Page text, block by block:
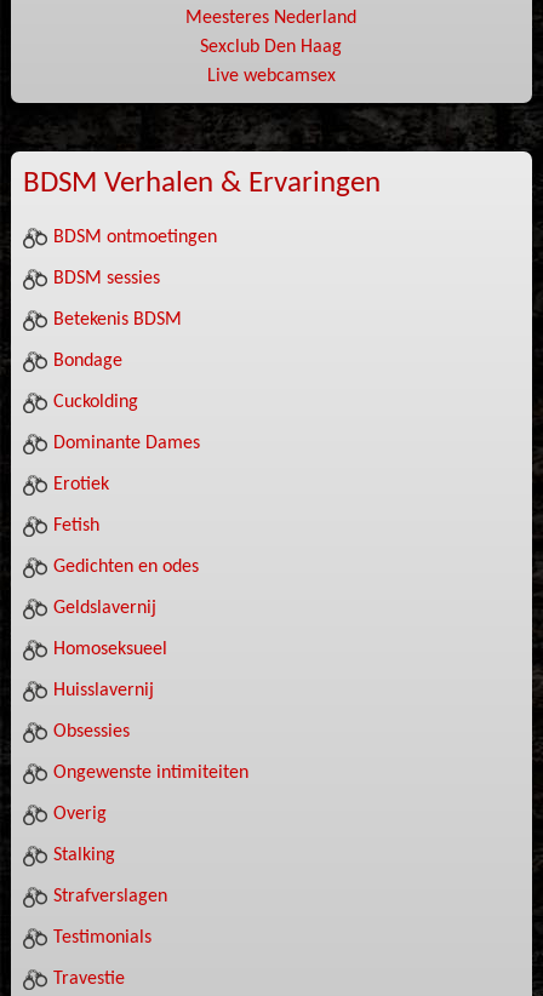
Meesteres Nederland
Sexclub Den Haag
Live webcamsex
BDSM Verhalen & Ervaringen
BDSM ontmoetingen
BDSM sessies
Betekenis BDSM
Bondage
Cuckolding
Dominante Dames
Erotiek
Fetish
Gedichten en odes
Geldslavernij
Homoseksueel
Huisslavernij
Obsessies
Ongewenste intimiteiten
Overig
Stalking
Strafverslagen
Testimonials
Travestie